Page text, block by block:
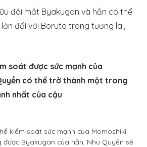
đôi mắt Byakugan và hắn có thể
đối với Boruto trong tương lai,
soát được sức mạnh của
có thể trở thành một trong
nhất của cậu
kiểm soát sức mạnh của Momoshiki
Byakugan của hắn, Nhu Quyền sẽ